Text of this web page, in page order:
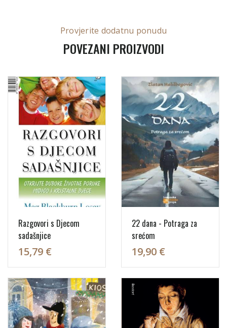
Provjerite dodatnu ponudu
POVEZANI PROIZVODI
Razgovori s Djecom
sadašnjice
15,79 €
22 dana - Potraga za
srećom
19,90 €